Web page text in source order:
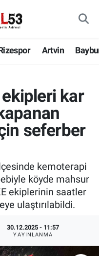
Artvin
ekipleri kar
seferber
kemoterapi
köyde mahsur
ekiplerinin saatler
ulaştırılabildi.
30.12.2025 - 11:57
YAYINLANMA